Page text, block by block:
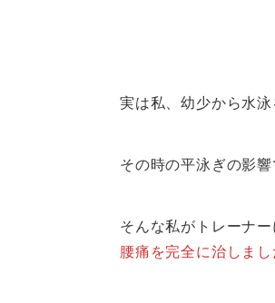
実は私、幼少から水泳
その時の平泳ぎの影
そんな私がトレーナ
腰痛を完全に治しまし